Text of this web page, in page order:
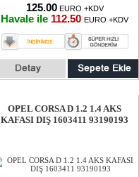
125.00 EURO +KDV
Havale ile 112.50 EURO +KDV
OPEL CORSA D 1.2 1.4 AKS
KAFASI DIŞ 1603411 93190193